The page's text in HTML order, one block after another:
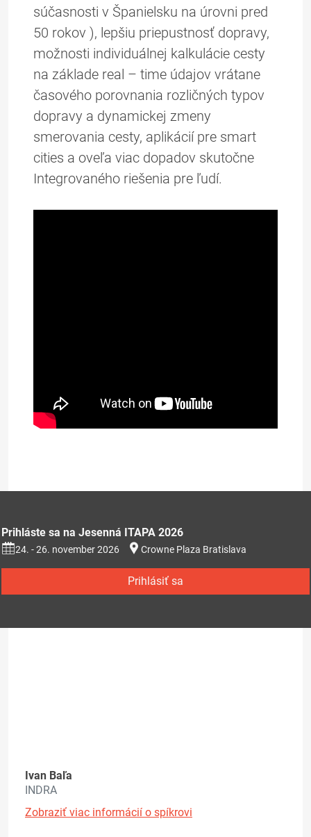
súčasnosti v Španielsku na úrovni pred
50 rokov ), lepšiu priepustnosť dopravy,
možnosti individuálnej kalkulácie cesty
na základe real – time údajov vrátane
časového porovnania rozličných typov
dopravy a dynamickej zmeny
smerovania cesty, aplikácií pre smart
cities a oveľa viac dopadov skutočne
Integrovaného riešenia pre ľudí.
Prezentácia na stiahnutie (353kB)
Prihláste sa na Jesenná ITAPA 2026
24. - 26. november 2026 Crowne Plaza Bratislava
Prihlásiť sa
Ivan Baľa
INDRA
Zobraziť viac informácií o spíkrovi